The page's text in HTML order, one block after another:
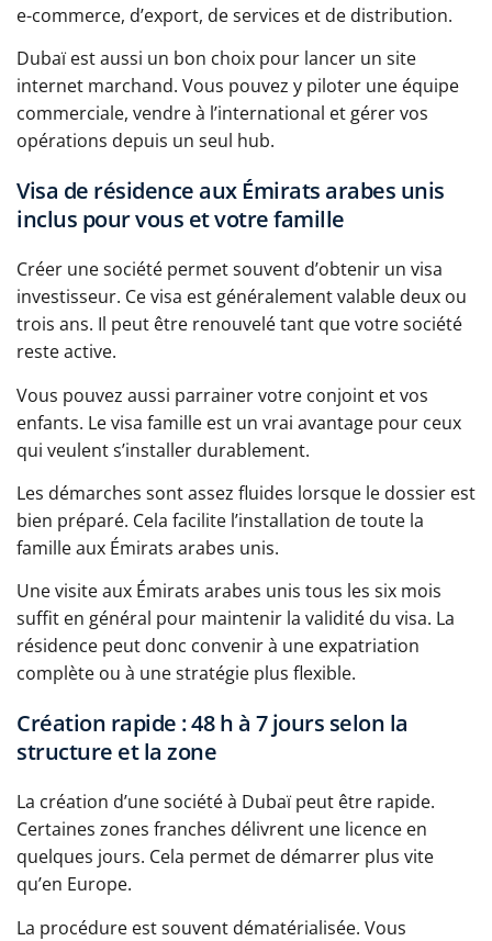
e-commerce, d’export, de services et de distribution.
Dubaï est aussi un bon choix pour lancer un site
internet marchand. Vous pouvez y piloter une équipe
commerciale, vendre à l’international et gérer vos
opérations depuis un seul hub.
Visa de résidence aux Émirats arabes unis
inclus pour vous et votre famille
Créer une société permet souvent d’obtenir un visa
investisseur. Ce visa est généralement valable deux ou
trois ans. Il peut être renouvelé tant que votre société
reste active.
Vous pouvez aussi parrainer votre conjoint et vos
enfants. Le visa famille est un vrai avantage pour ceux
qui veulent s’installer durablement.
Les démarches sont assez fluides lorsque le dossier est
bien préparé. Cela facilite l’installation de toute la
famille aux Émirats arabes unis.
Une visite aux Émirats arabes unis tous les six mois
suffit en général pour maintenir la validité du visa. La
résidence peut donc convenir à une expatriation
complète ou à une stratégie plus flexible.
Création rapide : 48 h à 7 jours selon la
structure et la zone
La création d’une société à Dubaï peut être rapide.
Certaines zones franches délivrent une licence en
quelques jours. Cela permet de démarrer plus vite
qu’en Europe.
La procédure est souvent dématérialisée. Vous